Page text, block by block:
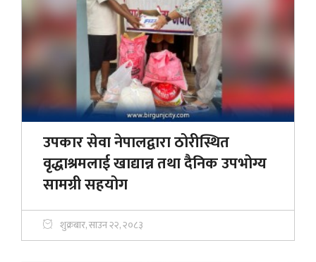
उपकार सेवा नेपालद्वारा ठोरीस्थित
वृद्धाश्रमलाई खाद्यान्न तथा दैनिक उपभोग्य
सामग्री सहयोग
शुक्रबार, साउन २२, २०८३